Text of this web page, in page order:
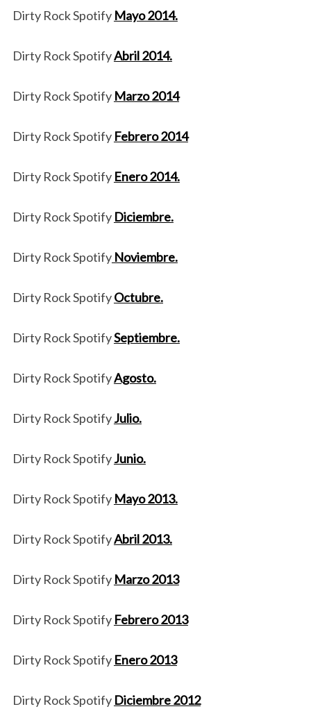
Dirty Rock Spotify Mayo 2014.
Dirty Rock SpotifyAbril 2014.
Dirty Rock Spotify Marzo 2014
Dirty Rock Spotify Febrero 2014
Dirty Rock Spotify Enero 2014.
Dirty Rock Spotify Diciembre.
Dirty Rock SpotifyNoviembre.
Dirty Rock SpotifyOctubre.
Dirty Rock SpotifySeptiembre.
Dirty Rock SpotifyAgosto.
Dirty Rock SpotifyJulio.
Dirty Rock SpotifyJunio.
Dirty Rock Spotify Mayo 2013.
Dirty Rock SpotifyAbril 2013.
Dirty Rock Spotify Marzo 2013
Dirty Rock Spotify Febrero 2013
Dirty Rock Spotify Enero 2013
Dirty Rock Spotify Diciembre 2012